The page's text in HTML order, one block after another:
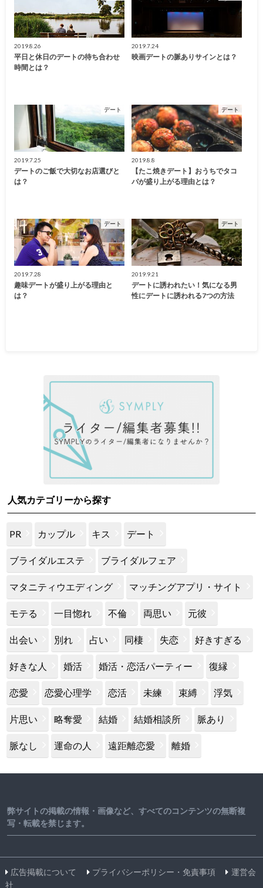
2019.8.26
平日と休日のデートの待ち合わせ
時間とは？
2019.7.24
映画デートの脈ありサインとは？
デート
2019.7.25
デートのご飯で大切なお店選びと
は？
デート
2019.8.8
【たこ焼きデート】おうちでタコ
パが盛り上がる理由とは？
デート
2019.7.28
趣味デートが盛り上がる理由と
は？
デート
2019.9.21
デートに誘われたい！気になる男
性にデートに誘われる7つの方法
人気カテゴリーから探す
PR カップル キス デート
ブライダルエステ ブライダルフェア
マタニティウエディング マッチングアプリ・サイト
モテる 一目惚れ 不倫 両思い 元彼
出会い 別れ 占い 同棲 失恋 好きすぎる
好きな人 婚活 婚活・恋活パーティー 復縁
恋愛 恋愛心理学 恋活 未練 束縛 浮気
片思い 略奪愛 結婚 結婚相談所 脈あり
脈なし 運命の人 遠距離恋愛 離婚
弊サイトの掲載の情報・画像など、すべてのコンテンツの無断複
写・転載を禁じます。
広告掲載について プライバシーポリシー・免責事項
運営会
社